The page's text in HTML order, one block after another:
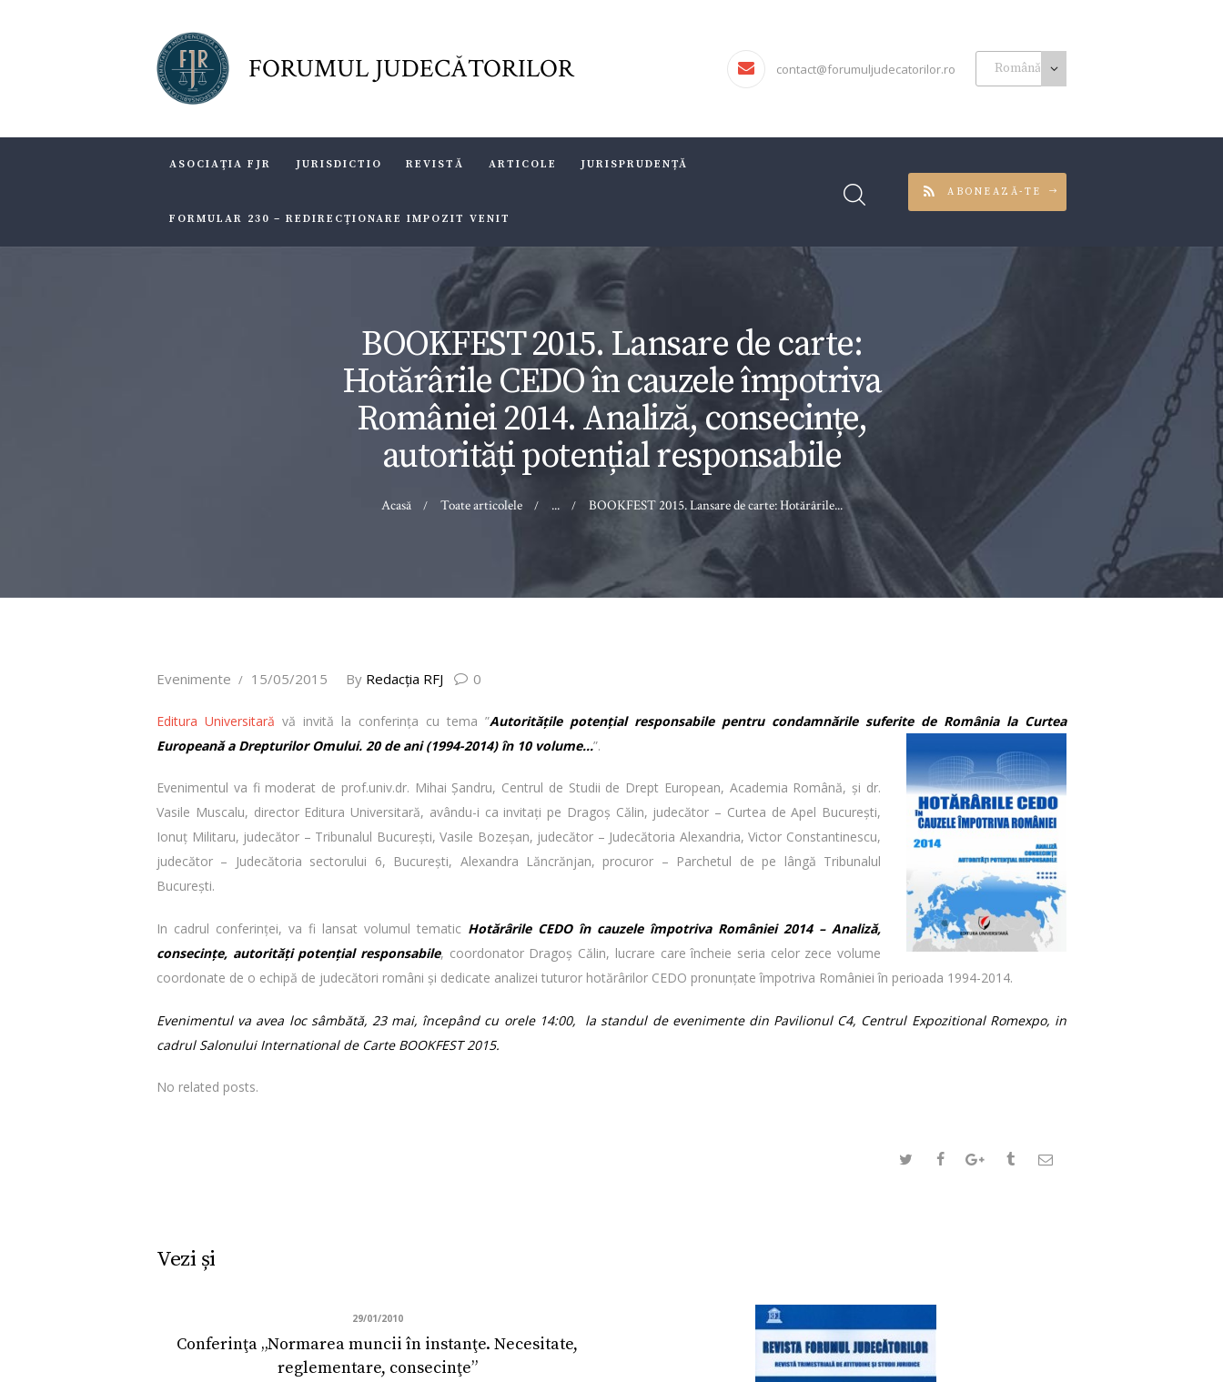
FORUMUL JUDECĂTORILOR contact@forumuljudecatorilor.ro
ASOCIAŢIA FJR JURISDICTIO REVISTĂ ARTICOLE JURISPRUDENȚĂ
FORMULAR 230 – REDIRECŢIONARE IMPOZIT VENIT
ABONEAZĂ-TE
BOOKFEST 2015. Lansare de carte:
Hotărârile CEDO în cauzele împotriva
României 2014. Analiză, consecințe,
autorități potențial responsabile
Acasă Toate articolele ... BOOKFEST 2015. Lansare de carte: Hotărârile...
FORUMUL JUDECĂTORILOR
JURISDICTIO
ARTICOLE
FORMULAR 230 –
REDIRECŢIONARE
IMPOZIT VENIT
Evenimente 15/05/2015 By Redacţia RFJ 0
Editura Universitară vă invită la conferinţa cu tema ”Autorităţile potenţial responsabile pentru condamnările suferite de România la Curtea
Europeană a Drepturilor Omului. 20 de ani (1994-2014) în 10 volume…”.
Evenimentul va fi moderat de prof.univ.dr. Mihai Șandru, Centrul de Studii de Drept European, Academia Română, și dr.
Vasile Muscalu, director Editura Universitară, avându-i ca invitați pe Dragoş Călin, judecător – Curtea de Apel Bucureşti,
Ionuţ Militaru, judecător – Tribunalul Bucureşti, Vasile Bozeşan, judecător – Judecătoria Alexandria, Victor Constantinescu,
judecător – Judecătoria sectorului 6, Bucureşti, Alexandra Lăncrănjan, procuror – Parchetul de pe lângă Tribunalul
București.
In cadrul conferinței, va fi lansat volumul tematic Hotărârile CEDO în cauzele împotriva României 2014 – Analiză,
consecințe, autorități potențial responsabile, coordonator Dragoș Călin, lucrare care încheie seria celor zece volume
coordonate de o echipă de judecători români și dedicate analizei tuturor hotărârilor CEDO pronunțate împotriva României în perioada 1994-2014.
Evenimentul va avea loc sâmbătă, 23 mai, începând cu orele 14:00, la standul de evenimente din Pavilionul C4, Centrul Expozitional Romexpo, in
cadrul Salonului International de Carte BOOKFEST 2015.
No related posts.
Vezi și
29/01/2010
Conferinţa „Normarea muncii în instanţe. Necesitate,
reglementare, consecinţe”